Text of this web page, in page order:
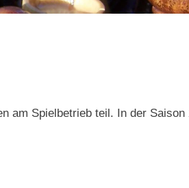
am Spielbetrieb teil. In der Saison